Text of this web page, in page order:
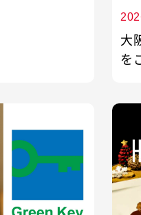
ないでください。
掃時の対応
のため、客室清掃時に危
スタッフがモバイルバッ
大
を